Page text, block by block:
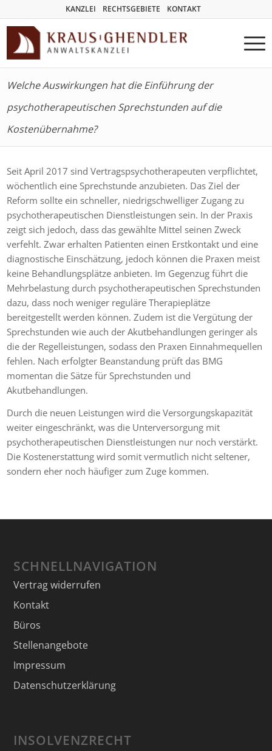
KANZLEI RECHTSGEBIETE KONTAKT
Welche Auswirkungen hat die Einführung der
psychotherapeutischen Sprechstunden auf die
Kostenübernahme?
Seit April 2017 sind Vertragspsychotherapeuten verpflichtet,
wöchentlich eine Sprechstunde anzubieten. Das Ziel der
Reform sollte ein schneller, niedrigschwelliger Zugang zu
psychotherapeutischen Dienstleistungen sein. In der Praxis
zeigt sich jedoch, dass das gewählte Mittel seinen Zweck
verfehlt. Zwar erhalten Patienten einen Erstkontakt und eine
diagnostische Einschätzung, jedoch können die Praxen meist
keine Behandlungsplätze anbieten. Im Gegenzug führt die
Mehrbelastung durch psychotherapeutischen Sprechstunden
dazu, dass noch weniger reguläre Therapieplätze
bereitgestellt werden können. Zudem ist die Vergütung der
Sprechstunden wie auch der Akutbehandlungen geringer als
die der Regelleistungen, sodass den Praxen Einnahmequellen
fehlen. Nach erfolgter Beanstandung prüft das BMG
momentan die Sätze für Sprechstunden und
Akutbehandlungen.
Durch die neuen Leistungen wird die Versorgungskapazität
weiter eingeschränkt, was die Unterversorgung mit
psychotherapeutischen Dienstleistungen nur noch verstärkt.
Die Kostenerstattung wird somit vermutlich nicht seltener,
sondern eher noch häufiger zum Zuge kommen.
SCHNELLNAVIGATION
Vertrag widerrufen
Kontakt
Büros
Stellenangebote
Impressum
Datenschutzerklärung
INSOLVENZRECHT